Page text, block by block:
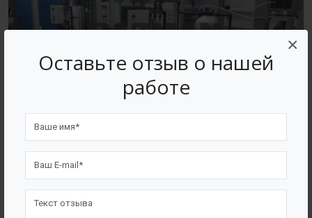
Оставьте отзыв о нашей
работе
×
ВОЗВРАТ К СПИСКУ